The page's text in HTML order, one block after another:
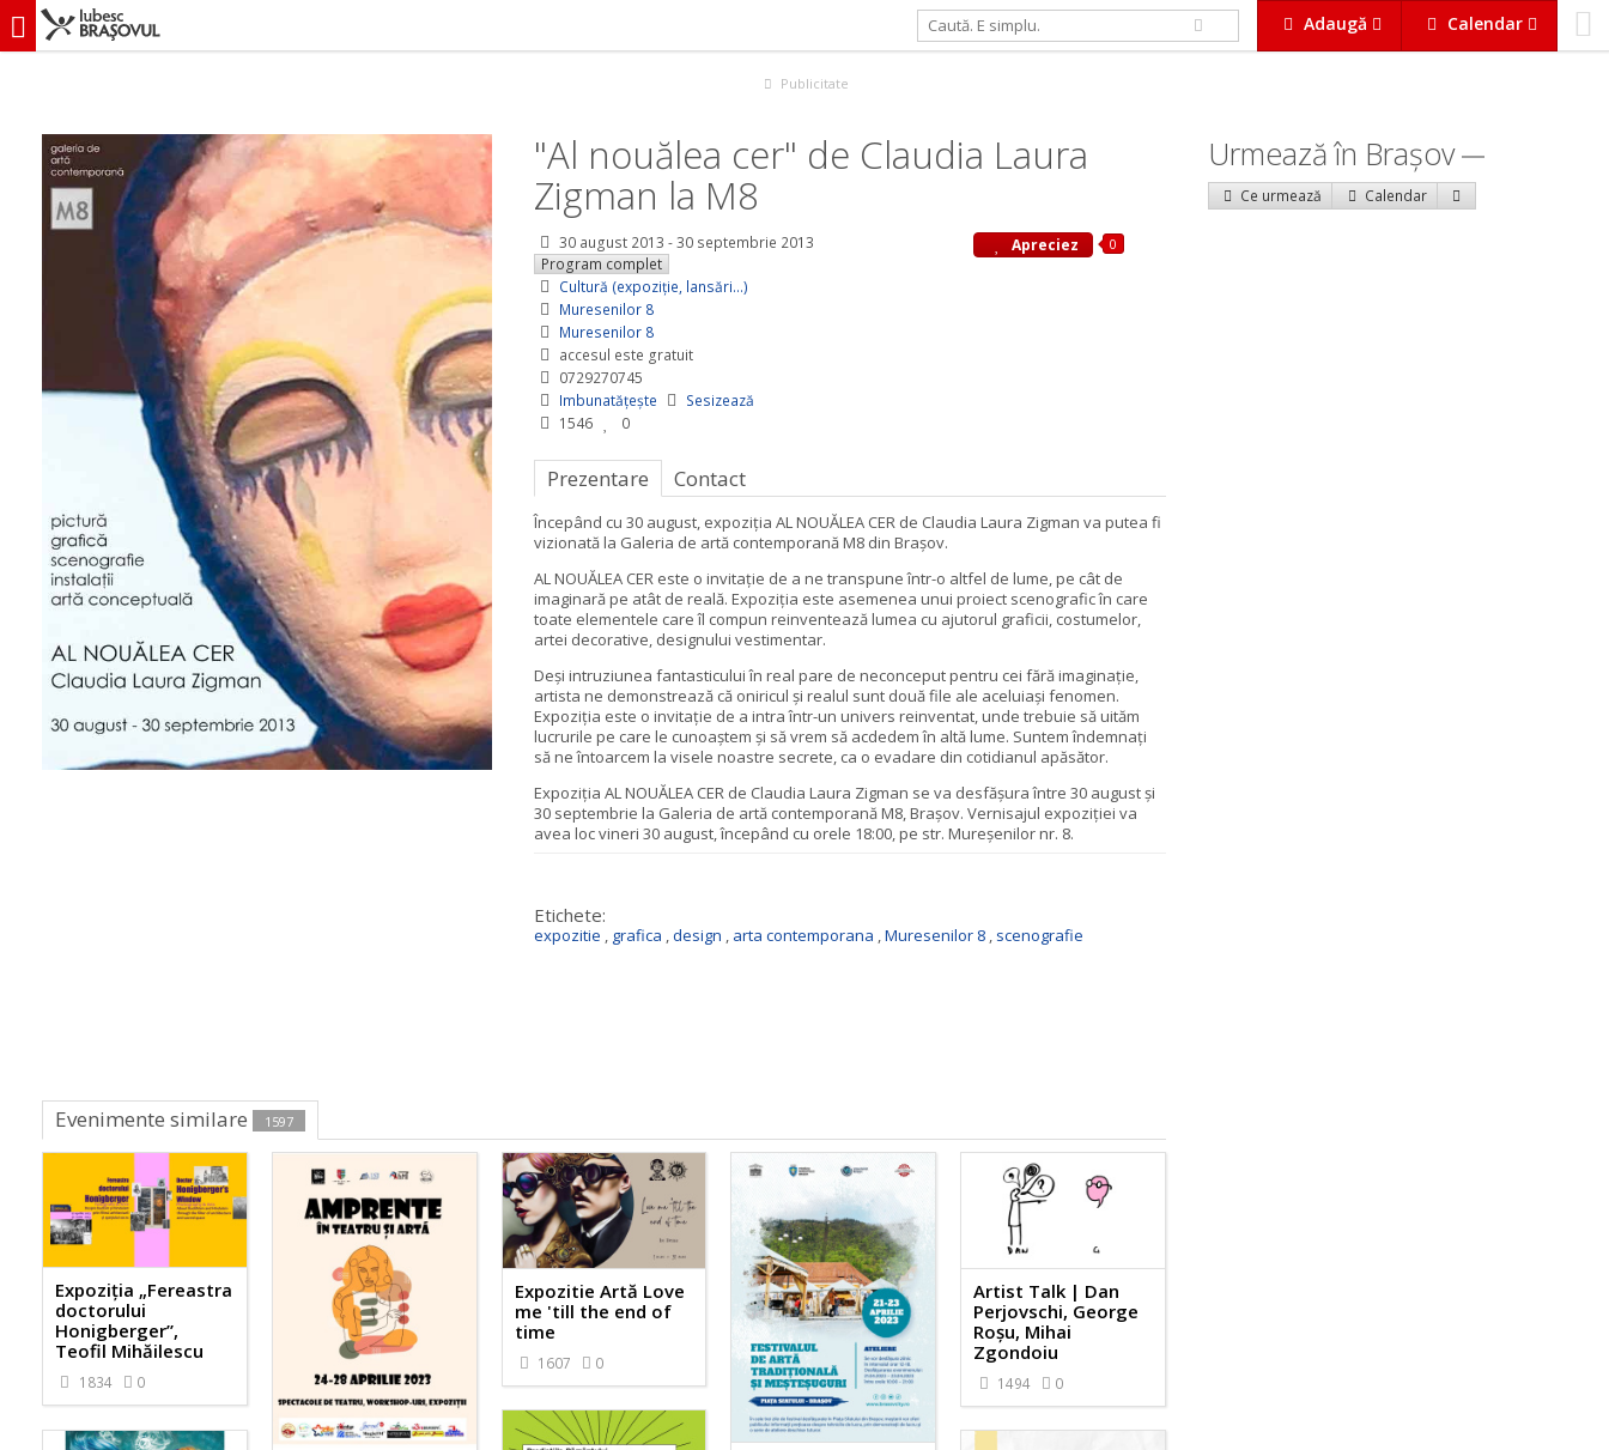
Adaugă Calendar
iubescbraşovul.ro
Publicitate
"Al nouălea cer" de Claudia Laura
Zigman la M8
30 august 2013 -30 septembrie 2013
Program complet
Cultură (expoziție, lansări...)
Muresenilor 8
Muresenilor 8
accesul este gratuit
0729270745
Imbunatățește
Sesizează
1546
0
Apreciez 0
Prezentare Contact
Începând cu 30 august, expoziţia AL NOUĂLEA CER de Claudia Laura Zigman va putea fi
vizionată la Galeria de artă contemporană M8 din Braşov.
AL NOUĂLEA CER este o invitaţie de a ne transpune într-o altfel de lume, pe cât de
imaginară pe atât de reală. Expoziţia este asemenea unui proiect scenografic în care
toate elementele care îl compun reinventează lumea cu ajutorul graficii, costumelor,
artei decorative, designului vestimentar.
Deşi intruziunea fantasticului în real pare de neconceput pentru cei fără imaginaţie,
artista ne demonstrează că oniricul şi realul sunt două file ale aceluiaşi fenomen.
Expoziţia este o invitaţie de a intra într-un univers reinventat, unde trebuie să uităm
lucrurile pe care le cunoaştem şi să vrem să acdedem în altă lume. Suntem îndemnaţi
să ne întoarcem la visele noastre secrete, ca o evadare din cotidianul apăsător.
Expoziţia AL NOUĂLEA CER de Claudia Laura Zigman se va desfăşura între 30 august şi
30 septembrie la Galeria de artă contemporană M8, Braşov. Vernisajul expoziţiei va
avea loc vineri 30 august, începând cu orele 18:00, pe str. Mureşenilor nr. 8.
Etichete:
expozitie , grafica ,design , arta contemporana ,Muresenilor 8, scenografie
Evenimente similare 1597
Expoziția „Fereastra
doctorului
Honigberger”,
Teofil Mihăilescu
1834 0
Expozitie Artă Love
me 'till the end of
time
1607 0
Artist Talk | Dan
Perjovschi, George
Roșu, Mihai
Zgondoiu
1494 0
Urmează în Braşov
Ce urmează Calendar